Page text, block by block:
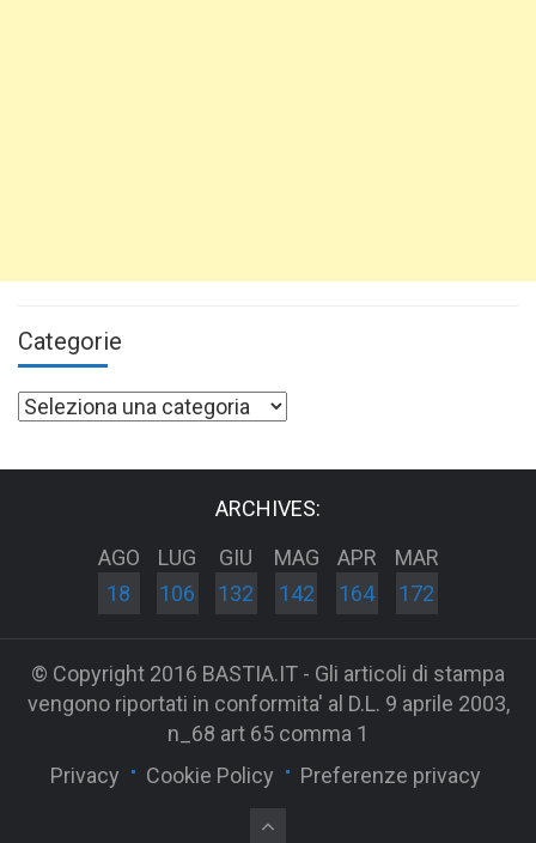
Categorie
Categorie
ARCHIVES:
AGO
18
LUG
106
GIU
132
MAG
142
APR
164
MAR
172
© Copyright 2016 BASTIA.IT - Gli articoli di stampa
vengono riportati in conformita' al D.L. 9 aprile 2003,
n_68 art 65 comma 1
Privacy
Cookie Policy Preferenze privacy